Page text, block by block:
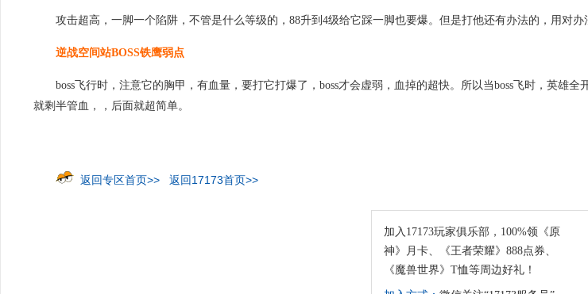
攻击超高，一脚一个陷阱，不管是什么等级的，88升到4级给它踩一脚也要爆。但是打他还有办法的，用对办
逆战空间站BOSS铁鹰弱点
boss飞行时，注意它的胸甲，有血量，要打它打爆了，boss才会虚弱，血掉的超快。所以当boss飞时，英雄
就剩半管血，，后面就超简单。
返回专区首页>> 返回17173首页>>
加入17173玩家俱乐部，100%领《原
神》月卡、《王者荣耀》888点券、
《魔兽世界》T恤等周边好礼！